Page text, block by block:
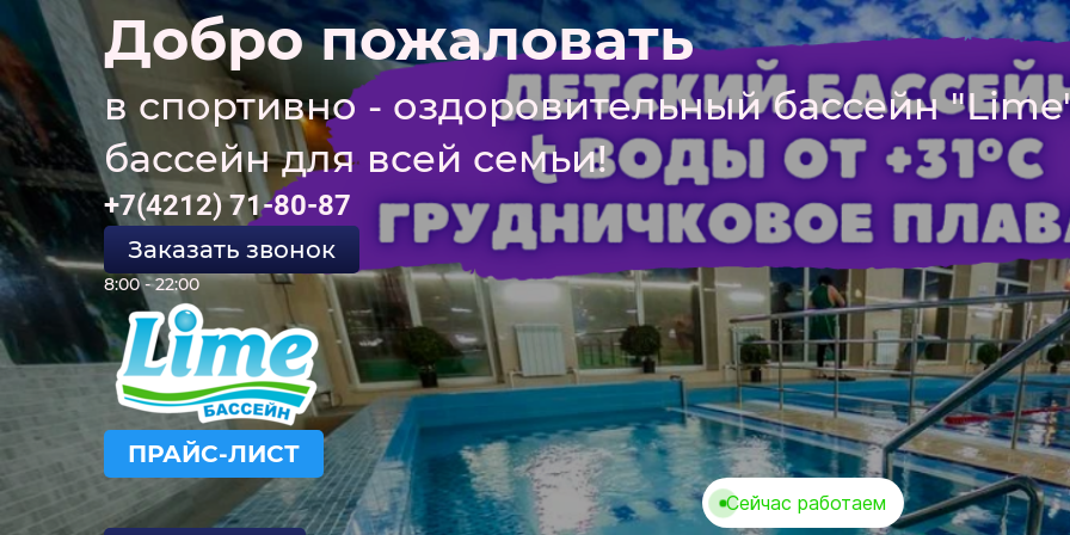
Добро пожаловать
в спортивно - оздоровительный бассейн
бассейн для всей семьи!
+7(4212) 71-80-87
Заказать звонок
8:00 - 22:00
ПРАЙС-ЛИСТ
Сейчас работаем